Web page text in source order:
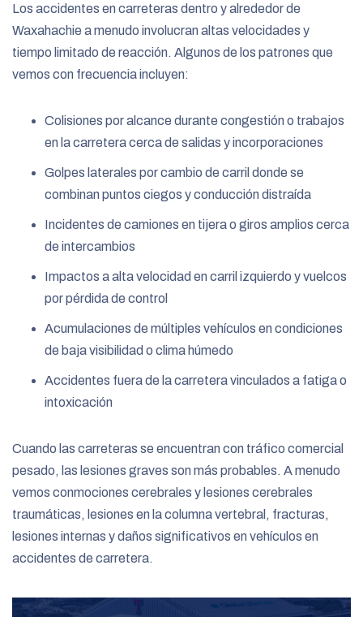
Los accidentes en carreteras dentro y alrededor de
Waxahachie a menudo involucran altas velocidades y
tiempo limitado de reacción. Algunos de los patrones que
vemos con frecuencia incluyen:
Colisiones por alcance durante congestión o trabajos
en la carretera cerca de salidas y incorporaciones
Golpes laterales por cambio de carril donde se
combinan puntos ciegos y conducción distraída
Incidentes de camiones en tijera o giros amplios cerca
de intercambios
Impactos a alta velocidad en carril izquierdo y vuelcos
por pérdida de control
Acumulaciones de múltiples vehículos en condiciones
de baja visibilidad o clima húmedo
Accidentes fuera de la carretera vinculados a fatiga o
intoxicación
Cuando las carreteras se encuentran con tráfico comercial
pesado, las lesiones graves son más probables. A menudo
vemos conmociones cerebrales y lesiones cerebrales
traumáticas, lesiones en la columna vertebral, fracturas,
lesiones internas y daños significativos en vehículos en
accidentes de carretera.